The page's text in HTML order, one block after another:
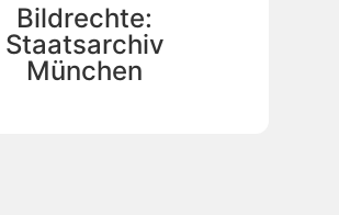
Bildrechte:
Staatsarchiv
München